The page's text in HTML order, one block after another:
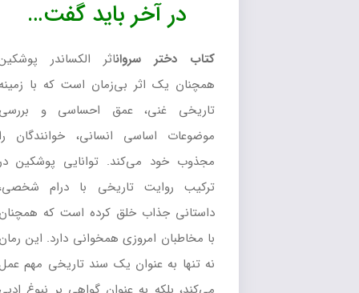
در آخر باید گفت…
کتاب دختر سروان اثر الکساندر پوشکین
همچنان یک اثر بی‌زمان است که با زمینه
تاریخی غنی، عمق احساسی و بررسی
موضوعات اساسی انسانی، خوانندگان را
مجذوب خود می‌کند. توانایی پوشکین در
ترکیب روایت تاریخی با درام شخصی،
داستانی جذاب خلق کرده است که همچنان
با مخاطبان امروزی همخوانی دارد. این رمان
نه تنها به عنوان یک سند تاریخی مهم عمل